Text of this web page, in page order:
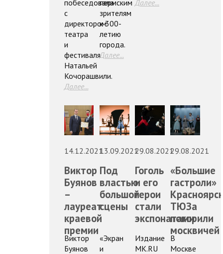
побеседовала
с
директором
театра
и
фестиваля
Натальей
Кочорашвили.
Далее...
пермским
зрителям
к 300-
летию
города.
Далее...
Далее...
14.12.2021
Виктор
Буянов
–
лауреат
краевой
премии
Виктор
Буянов
13.09.2021
Под
властью
большой
сцены
«Экран
и
29.08.2021
Гоголь
и его
герои
стали
экспонатами
Издание
МК.RU
29.08.2021
«Большие
гастроли»
ТЮЗа
покорили
москвичей
В
Москве